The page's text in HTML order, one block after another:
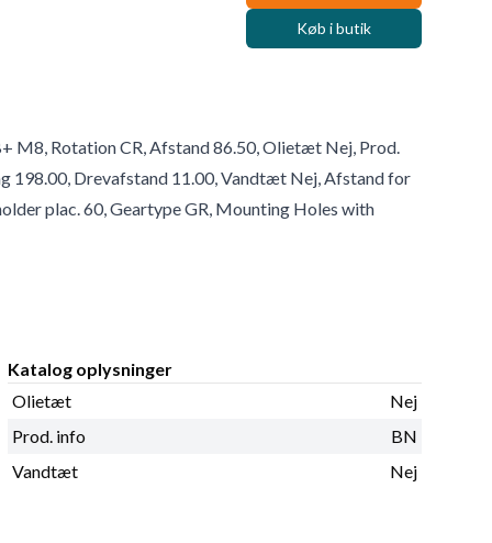
Køb i butik
M8, Rotation CR, Afstand 86.50, Olietæt Nej, Prod.
198.00, Drevafstand 11.00, Vandtæt Nej, Afstand for
plac. 60, Geartype GR, Mounting Holes with
Katalog oplysninger
Olietæt
Nej
Prod. info
BN
Vandtæt
Nej